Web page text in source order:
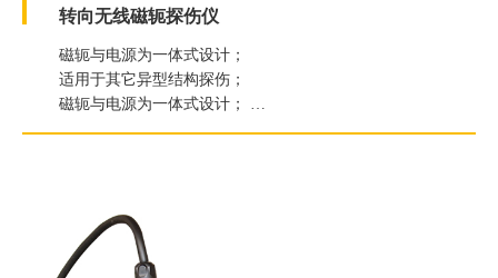
转向无线磁轭探伤仪
磁轭与电源为一体式设计；
适用于其它异型结构探伤；
磁轭与电源为一体式设计；
交流提升力≥58.8N（6kg）；